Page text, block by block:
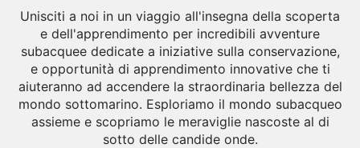
Unisciti a noi in un viaggio all'insegna della scoperta
e dell'apprendimento per incredibili avventure
subacquee dedicate a iniziative sulla conservazione,
e opportunità di apprendimento innovative che ti
aiuteranno ad accendere la straordinaria bellezza del
mondo sottomarino. Esploriamo il mondo subacqueo
assieme e scopriamo le meraviglie nascoste al di
sotto delle candide onde.